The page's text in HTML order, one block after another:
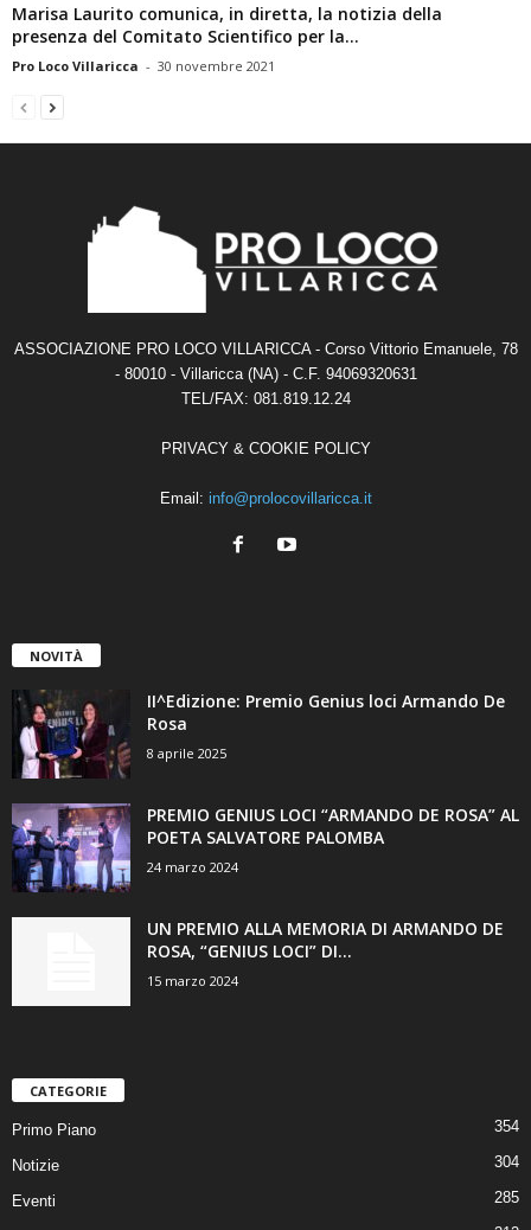
Marisa Laurito comunica, in diretta, la notizia della
presenza del Comitato Scientifico per la...
Pro Loco Villaricca - 30 novembre 2021
ASSOCIAZIONE PRO LOCO VILLARICCA - Corso Vittorio Emanuele, 78
- 80010 - Villaricca (NA) - C.F. 94069320631
TEL/FAX: 081.819.12.24
PRIVACY & COOKIE POLICY
Email: info@prolocovillaricca.it
NOVITÀ
II^Edizione: Premio Genius loci Armando De
Rosa
8 aprile 2025
PREMIO GENIUS LOCI “ARMANDO DE ROSA” AL
POETA SALVATORE PALOMBA
24 marzo 2024
UN PREMIO ALLA MEMORIA DI ARMANDO DE
ROSA, “GENIUS LOCI” DI...
15 marzo 2024
CATEGORIE
Primo Piano 354
Notizie 304
Eventi 285